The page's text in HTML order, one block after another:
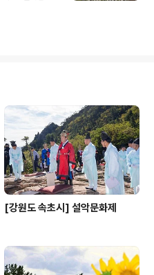
받았으며, 오
국가정원 일
센터에서 열
서 특별한 휴
사 일정 : 20
령 : 전 연령 -
[강원도 속초시] 설악문화제